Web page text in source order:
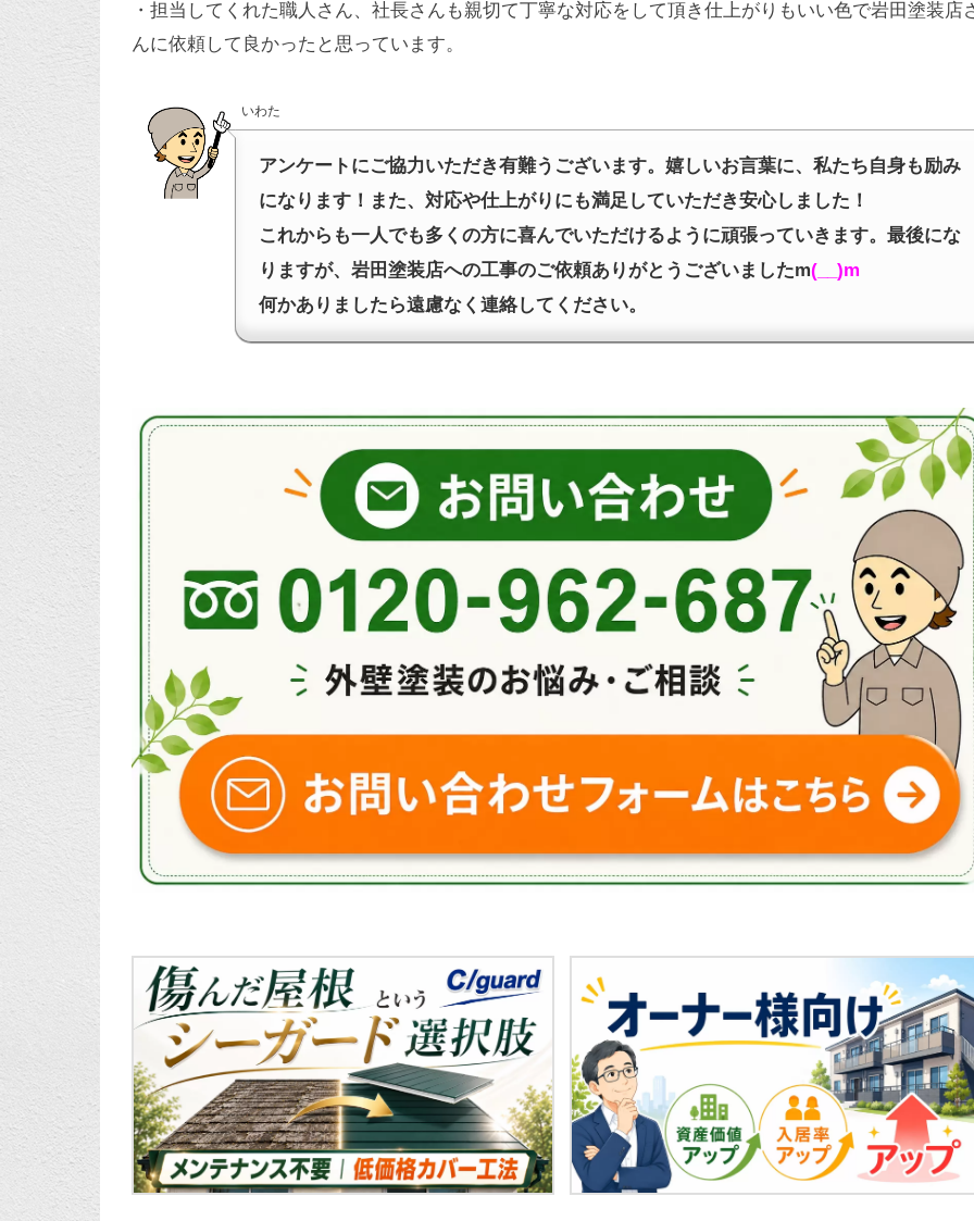
・担当してくれた職人さん、社長さんも親切て丁寧な対応をして頂き仕上がりもいい色で岩田塗装店
んに依頼して良かったと思っています。
いわた
アンケートにご協力いただき有難うございます。嬉しいお言葉に、私たち自身も励み
になります！また、対応や仕上がりにも満足していただき安心しました！
これからも一人でも多くの方に喜んでいただけるように頑張っていきます。最後にな
りますが、岩田塗装店への工事のご依頼ありがとうございましたm(__)m
何かありましたら遠慮なく連絡してください。